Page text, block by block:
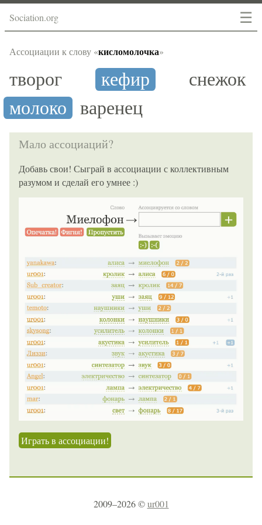
☰
Sociation.org
Ассоциации к слову «кисломолочка»
творог кефир
снежок
молоко варенец
Мало ассоциаций?
Добавь свои! Сыграй в ассоциации с коллективным
разумом и сделай его умнее :)
Играть в ассоциации!
2009–2026 ©ur001